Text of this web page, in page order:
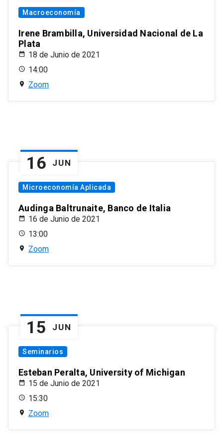
Macroeconomía
Irene Brambilla, Universidad Nacional de La
Plata
18 de Junio de 2021
14:00
Zoom
16 JUN
Microeconomía Aplicada
Audinga Baltrunaite, Banco de Italia
16 de Junio de 2021
13:00
Zoom
15 JUN
Seminarios
Esteban Peralta, University of Michigan
15 de Junio de 2021
15:30
Zoom